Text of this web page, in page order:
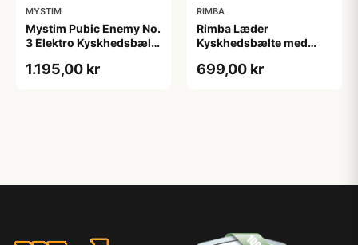
MYSTIM
Mystim Pubic Enemy No.
3 Elektro Kyskhedsbælte
1.195,00 kr
RIMBA
Rimba Læder
Kyskhedsbælte med
Sort - M/L
699,00 kr